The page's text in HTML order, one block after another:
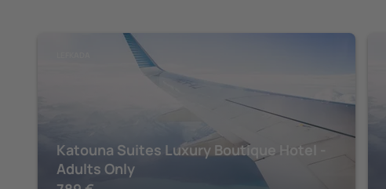
Katouna Suites Luxury Boutique Hotel -
Adults Only